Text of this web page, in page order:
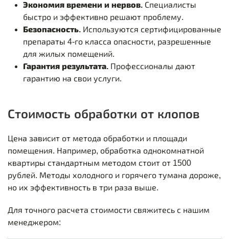
Экономия времени и нервов. Специалисты
быстро и эффективно решают проблему.
Безопасность. Используются сертифицированные
препараты 4-го класса опасности, разрешенные
для жилых помещений.
Гарантия результата. Профессионалы дают
гарантию на свои услуги.
Стоимость обработки от клопов
Цена зависит от метода обработки и площади
помещения. Например, обработка однокомнатной
квартиры стандартным методом стоит от 1500
рублей. Методы холодного и горячего тумана дороже,
но их эффективность в три раза выше.
Для точного расчета стоимости свяжитесь с нашим
менеджером: